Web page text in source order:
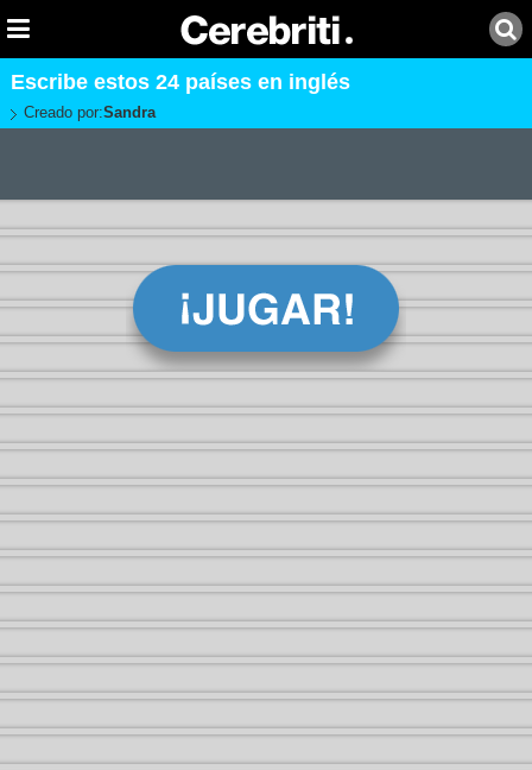
Escribe estos 24 países en inglés
Creado por:Sandra